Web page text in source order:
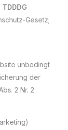
TDDDG
Gesetz;
unbedingt
der
2 Nr. 2